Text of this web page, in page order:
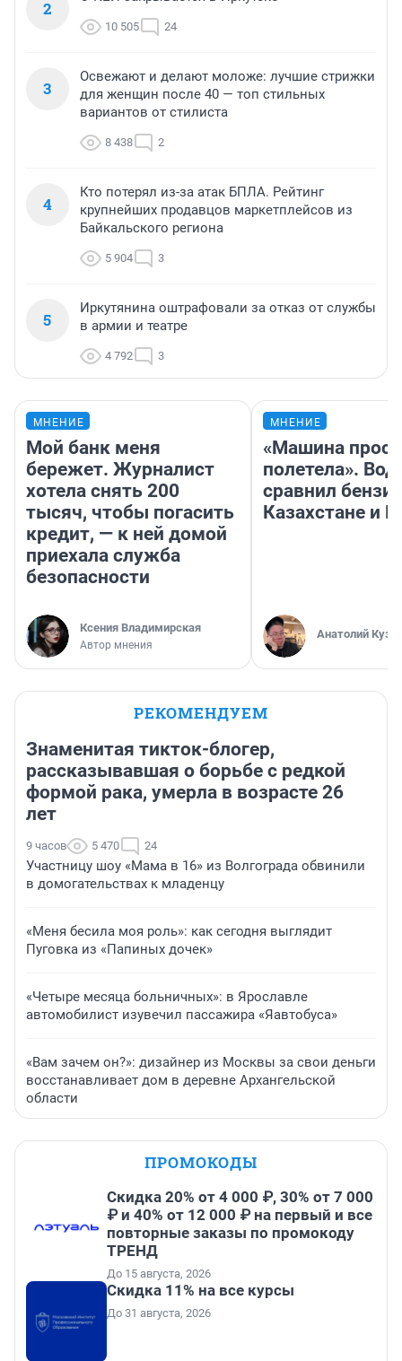
2
10 505 24
3
Освежают и делают моложе: лучшие стрижки
для женщин после 40 — топ стильных
вариантов от стилиста
8 438 2
4
Кто потерял из-за атак БПЛА. Рейтинг
крупнейших продавцов маркетплейсов из
Байкальского региона
5 904 3
5
Иркутянина оштрафовали за отказ от службы
в армии и театре
4 792 3
МНЕНИЕ
Мой банк меня
бережет. Журналист
хотела снять 200
тысяч, чтобы погасить
кредит, — к ней домой
приехала служба
безопасности
Ксения Владимирская
Автор мнения
МНЕНИЕ
«Машина
полетела».
сравнил
Казахстане и
Анатолий
РЕКОМЕНДУЕМ
Знаменитая тикток-блогер,
рассказывавшая о борьбе с редкой
формой рака, умерла в возрасте 26
лет
9 часов 5 470 24
Участницу шоу «Мама в 16» из Волгограда обвинили
в домогательствах к младенцу
«Меня бесила моя роль»: как сегодня выглядит
Пуговка из «Папиных дочек»
«Четыре месяца больничных»: в Ярославле
автомобилист изувечил пассажира «Яавтобуса»
«Вам зачем он?»: дизайнер из Москвы за свои деньги
восстанавливает дом в деревне Архангельской
области
ПРОМОКОДЫ
Скидка 20% от 4 000 ₽, 30% от 7 000
₽ и 40% от 12 000 ₽ на первый и все
повторные заказы по промокоду
ТРЕНД
До 15 августа, 2026
Скидка 11% на все курсы
До 31 августа, 2026